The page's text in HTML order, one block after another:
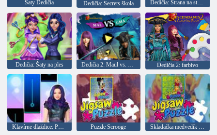
Šaty Dedičia Dedičia: Secrets škola Dedičia: Strana na streche
Dedičia: Šaty na ples Dedičia 2: Maul vs. Mind Dedičia 2: farbivo
Klavírne dlaždice: Potomkovia 3 Puzzle Scrooge Skladačka medvedík Pú